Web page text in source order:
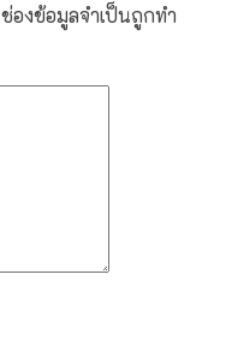
ช่องข้อมูลจำเป็นถูกทำ